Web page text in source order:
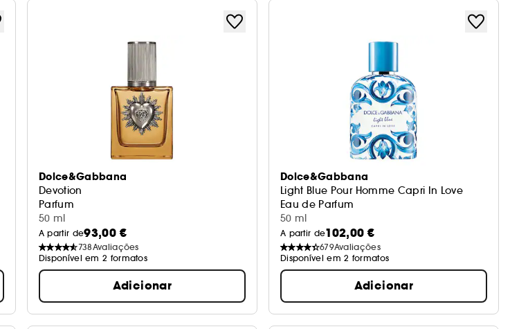
Dolce&Gabbana
Devotion
Parfum
50 ml
A partir de93,00 €
738Avaliações
Disponível em 2 formatos
Adicionar
Dolce&Gabbana
Light Blue Pour Homme Capri In Love
Eau de Parfum
50 ml
A partir de102,00 €
679Avaliações
Disponível em 2 formatos
Adicionar